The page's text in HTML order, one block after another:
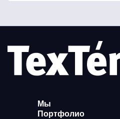
Мы
Портфолио